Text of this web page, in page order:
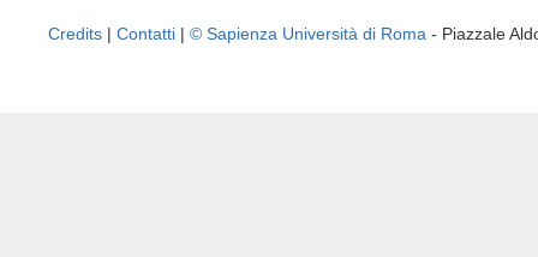
Credits | Contatti | © Sapienza Università di Roma - Piazzale